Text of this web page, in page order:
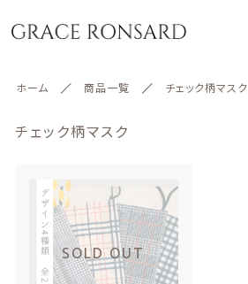
ホーム 商品一覧 チェック柄マスク
チェック柄マスク
カテゴリー
マスク関連
アクセサリー
絞り込み検索
親カテゴリー